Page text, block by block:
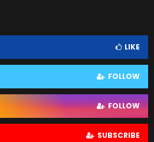
LIKE
FOLLOW
FOLLOW
SUBSCRIBE